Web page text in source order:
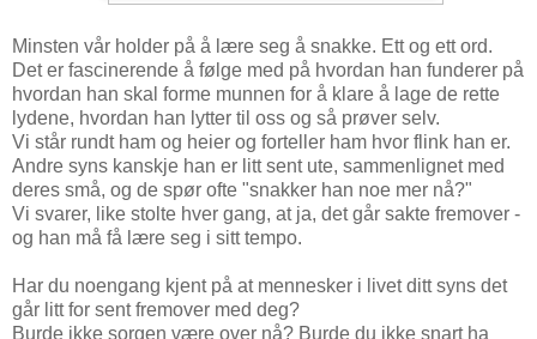
Minsten vår holder på å lære seg å snakke. Ett og ett ord.
Det er fascinerende å følge med på hvordan han funderer på
hvordan han skal forme munnen for å klare å lage de rette
lydene, hvordan han lytter til oss og så prøver selv.
Vi står rundt ham og heier og forteller ham hvor flink han er.
Andre syns kanskje han er litt sent ute, sammenlignet med
deres små, og de spør ofte "snakker han noe mer nå?"
Vi svarer, like stolte hver gang, at ja, det går sakte fremover -
og han må få lære seg i sitt tempo.
Har du noengang kjent på at mennesker i livet ditt syns det
går litt for sent fremover med deg?
Burde ikke sorgen være over nå? Burde du ikke snart ha